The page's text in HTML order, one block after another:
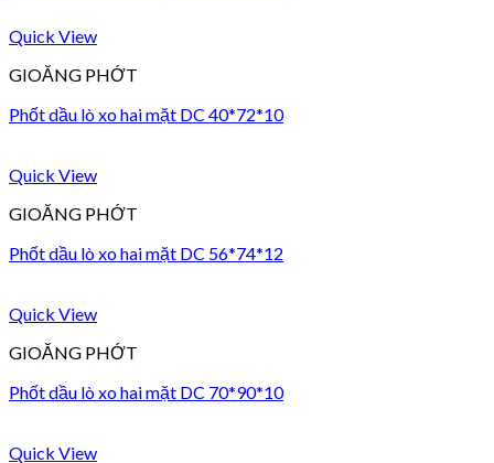
Quick View
GIOĂNG PHỚT
Phốt dầu lò xo hai mặt DC 40*72*10
Quick View
GIOĂNG PHỚT
Phốt dầu lò xo hai mặt DC 56*74*12
Quick View
GIOĂNG PHỚT
Phốt dầu lò xo hai mặt DC 70*90*10
Quick View